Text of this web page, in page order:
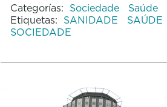
Categorías: Sociedade Saúde
Etiquetas: SANIDADE SAÚDE
SOCIEDADE